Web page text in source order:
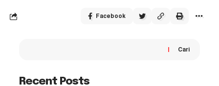
Facebook
Cari
Recent Posts